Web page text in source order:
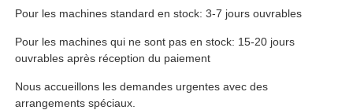
Pour les machines standard en stock: 3-7 jours ouvrables
Pour les machines qui ne sont pas en stock: 15-20 jours
ouvrables après réception du paiement
Nous accueillons les demandes urgentes avec des
arrangements spéciaux.